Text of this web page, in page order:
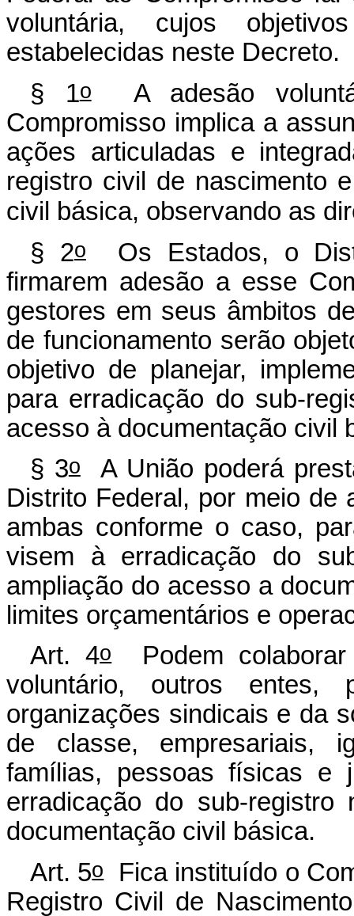
voluntária, cujos
estabelecidas neste Decreto.
§ 1oA adesão
Compromisso implica a
ações articuladas e
registro civil de nascimento
civil básica, observando as
§ 2oOs Estados, o
firmarem adesão a esse
gestores em seus âmbitos
de funcionamento serão
objetivo de planejar,
para erradicação do sub-
acesso à documentação civil
§ 3oA União poderá
Distrito Federal, por meio de
ambas conforme o caso,
visem à erradicação do
ampliação do acesso a
limites orçamentários e
Art. 4oPodem colaborar
voluntário, outros entes,
organizações sindicais e da
de classe, empresariais,
famílias, pessoas físicas e
erradicação do sub-
documentação civil básica.
Art. 5oFica instituído o
Registro Civil de